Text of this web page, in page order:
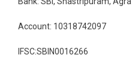
Account: 10318742097
IFSC:SBIN0016266